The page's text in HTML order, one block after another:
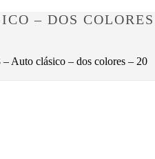
– DOS COLORES
– Auto clásico – dos colores – 20